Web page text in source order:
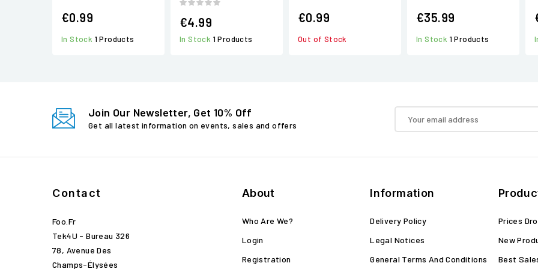
€0.99
In Stock 1 Products
€4.99
In Stock 1 Products
€0.99
Out of Stock
€35.99
In Stock 1 Products
Join Our Newsletter, Get 10% Off
Get all latest information on events, sales and offers
Contact
Foo.fr
Tek4U - Bureau 326
78, Avenue Des
Champs-Élysées
About
Who Are We?
Login
Registration
Information
Delivery Policy
Legal Notices
General Terms And Conditions
Prices
New
Best